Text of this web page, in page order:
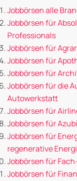
Jobbörsen alle
Jobbörsen für
Professionals
Jobbörsen für
Jobbörsen für
Jobbörsen für
Jobbörsen für die
Autowerkstatt
Jobbörsen für
Jobbörsen für
Jobbörsen für
regenerative
Jobbörsen für
Jobbörsen für